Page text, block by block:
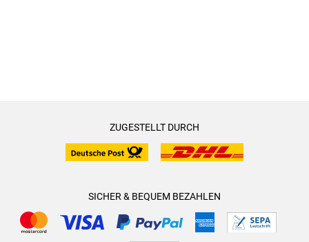
ZUGESTELLT DURCH
SICHER & BEQUEM BEZAHLEN